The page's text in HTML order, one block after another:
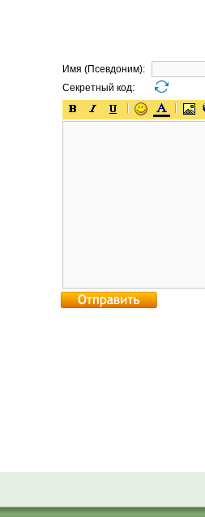
Имя (Псевдоним):
Секретный код: